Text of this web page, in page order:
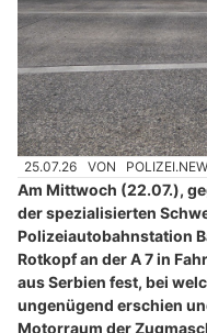
25.07.26 VON
Am Mittwoch (22.07.),
der spezialisierten
Polizeiautobahnstation
Rotkopf an der A 7 in
aus Serbien fest, bei
ungenügend erschien
Motorraum der